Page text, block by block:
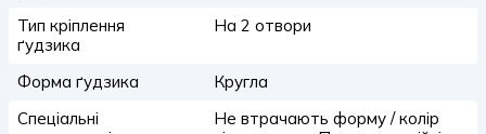
Тип кріплення
ґудзика
На 2 отвори
Форма ґудзика
Кругла
Спеціальні
Не втрачають форму / колір